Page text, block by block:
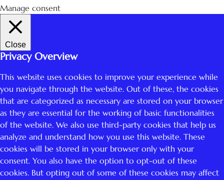
Manage consent
Close
Privacy Overview
This website uses cookies to improve your experience while
you navigate through the website. Out of these, the cookies
that are categorized as necessary are stored on your browser
as they are essential for the working of basic functionalities
of the website. We also use third-party cookies that help us
analyze and understand how you use this website. These
cookies will be stored in your browser only with your
consent. You also have the option to opt-out of these
cookies. But opting out of some of these cookies may affect